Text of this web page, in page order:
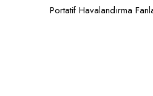
Portatif Havalandırma